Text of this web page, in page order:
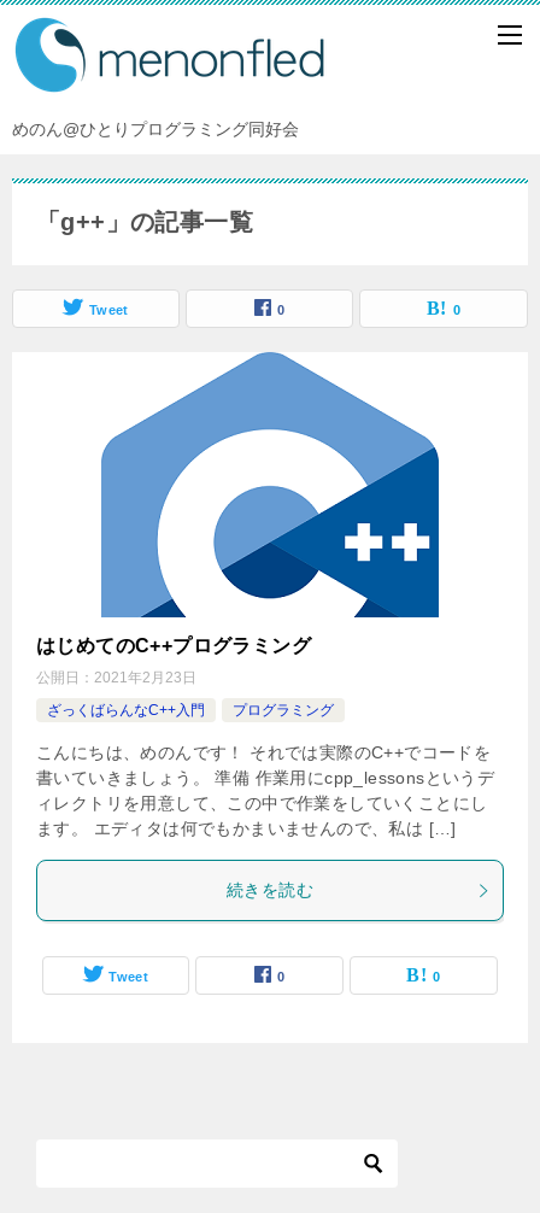
めのん@ひとりプログラミング同好会
「g++」の記事一覧
Tweet 0 0
はじめてのC++プログラミング
公開日： 2021年2月23日
ざっくばらんなC++入門
プログラミング
こんにちは、めのんです！ それでは実際のC++でコードを
書いていきましょう。 準備 作業用にcpp_lessonsというデ
ィレクトリを用意して、この中で作業をしていくことにし
ます。 エディタは何でもかまいませんので、私は […]
続きを読む
Tweet 0 0